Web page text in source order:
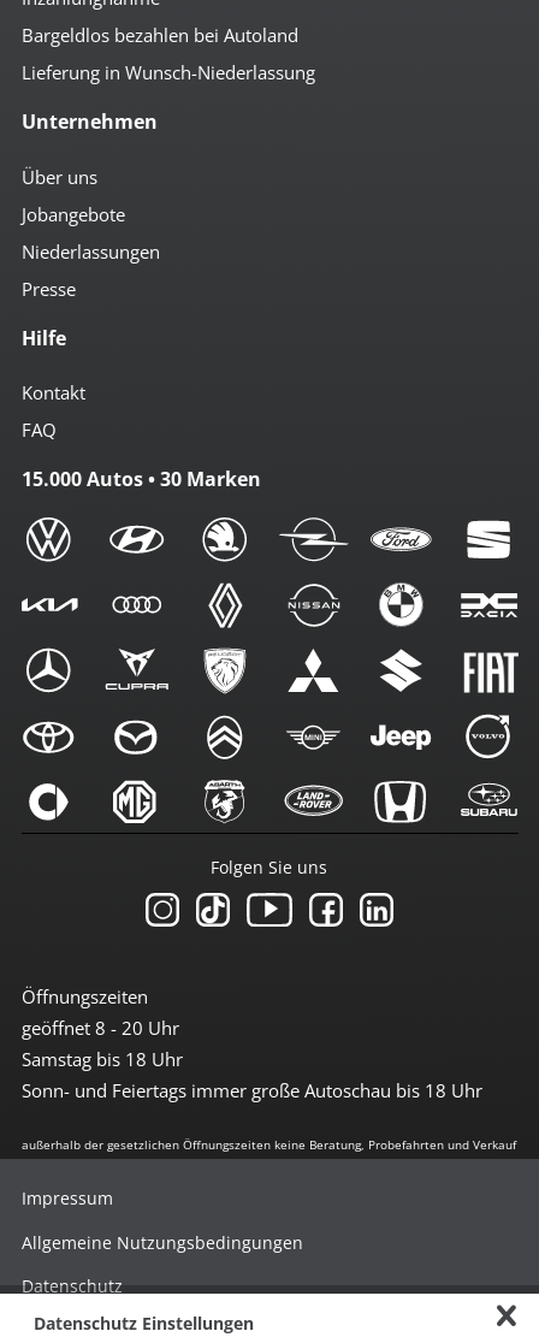
Bargeldlos bezahlen bei Autoland
Lieferung in Wunsch-Niederlassung
Unternehmen
Über uns
Jobangebote
Niederlassungen
Presse
Hilfe
Kontakt
FAQ
15.000 Autos • 30 Marken
Öffnungszeiten
geöffnet 8 - 20 Uhr
Samstag bis 18 Uhr
Sonn- und Feiertags immer große Autoschau bis 18 Uhr
Folgen Sie uns
außerhalb der gesetzlichen Öffnungszeiten keine Beratung, Probefahrten und Verkauf
Impressum
Allgemeine Nutzungsbedingungen
Datenschutz
Hinweisgebersystem nach HinSchG
Datenschutz Einstellungen